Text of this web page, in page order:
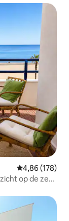
Gemiddelde
4,86 (178)
op de zee